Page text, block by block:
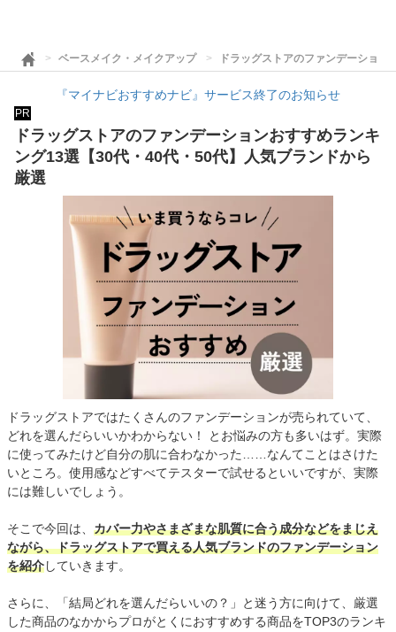
ベースメイク・メイクアップ ドラッグストアのファンデーショ
『マイナビおすすめナビ』サービス終了のお知らせ
PR
ドラッグストアのファンデーションおすすめランキ
ング13選【30代・40代・50代】人気ブランドから
厳選
ドラッグストアではたくさんのファンデーションが売られていて、
どれを選んだらいいかわからない！ とお悩みの方も多いはず。実際
に使ってみたけど自分の肌に合わなかった……なんてことはさけた
いところ。使用感などすべてテスターで試せるといいですが、実際
には難しいでしょう。
そこで今回は、 カバー力やさまざまな肌質に合う成分などをまじえ
ながら、ドラッグストアで買える人気ブランドのファンデーション
を紹介していきます。
さらに、「結局どれを選んだらいいの？」と迷う方に向けて、厳選
した商品のなかからプロがとくにおすすめする商品をTOP3のランキ